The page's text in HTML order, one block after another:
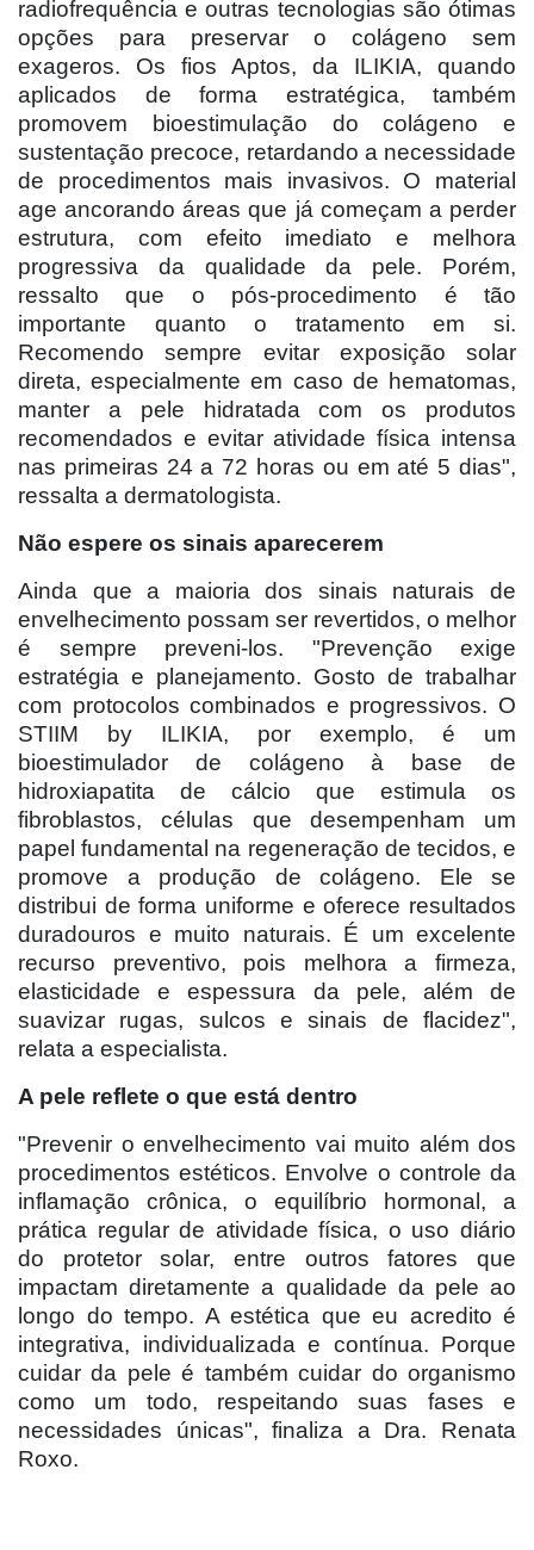
radiofrequência e outras tecnologias são ótimas
opções para preservar o colágeno sem
exageros. Os fios Aptos, da ILIKIA, quando
aplicados de forma estratégica, também
promovem bioestimulação do colágeno e
sustentação precoce, retardando a necessidade
de procedimentos mais invasivos. O material
age ancorando áreas que já começam a perder
estrutura, com efeito imediato e melhora
progressiva da qualidade da pele. Porém,
ressalto que o pós-procedimento é tão
importante quanto o tratamento em si.
Recomendo sempre evitar exposição solar
direta, especialmente em caso de hematomas,
manter a pele hidratada com os produtos
recomendados e evitar atividade física intensa
nas primeiras 24 a 72 horas ou em até 5 dias",
ressalta a dermatologista.
Não espere os sinais aparecerem
Ainda que a maioria dos sinais naturais de
envelhecimento possam ser revertidos, o melhor
é sempre preveni-los. "Prevenção exige
estratégia e planejamento. Gosto de trabalhar
com protocolos combinados e progressivos. O
STIIM by ILIKIA, por exemplo, é um
bioestimulador de colágeno à base de
hidroxiapatita de cálcio que estimula os
fibroblastos, células que desempenham um
papel fundamental na regeneração de tecidos, e
promove a produção de colágeno. Ele se
distribui de forma uniforme e oferece resultados
duradouros e muito naturais. É um excelente
recurso preventivo, pois melhora a firmeza,
elasticidade e espessura da pele, além de
suavizar rugas, sulcos e sinais de flacidez",
relata a especialista.
A pele reflete o que está dentro
"Prevenir o envelhecimento vai muito além dos
procedimentos estéticos. Envolve o controle da
inflamação crônica, o equilíbrio hormonal, a
prática regular de atividade física, o uso diário
do protetor solar, entre outros fatores que
impactam diretamente a qualidade da pele ao
longo do tempo. A estética que eu acredito é
integrativa, individualizada e contínua. Porque
cuidar da pele é também cuidar do organismo
como um todo, respeitando suas fases e
necessidades únicas", finaliza a Dra. Renata
Roxo.